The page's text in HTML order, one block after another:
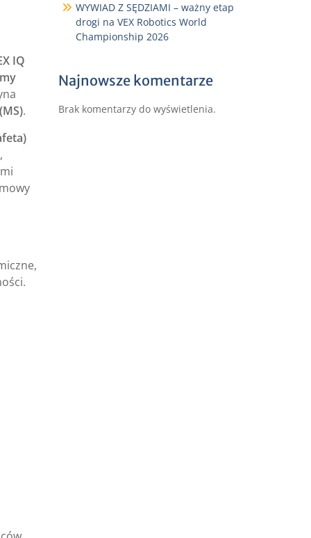
IQ
.
WYWIAD Z SĘDZIAMI – ważny etap
drogi na VEX Robotics World
Championship 2026
Najnowsze komentarze
Brak komentarzy do wyświetlenia.